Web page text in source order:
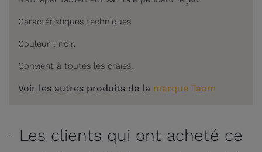
Caractéristiques techniques
Couleur : noir.
Convient à toutes les craies.
Voir les autres produits de la marque Taom
Les clients qui ont acheté ce